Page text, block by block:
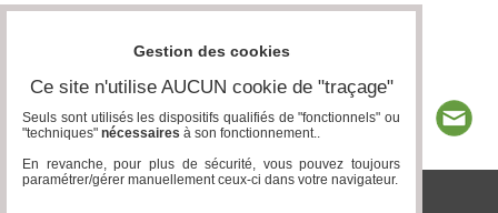
Gestion des cookies
Ce site n'utilise AUCUN cookie de "traçage"
Seuls sont utilisés les dispositifs qualifiés de "fonctionnels" ou
"techniques" nécessaires à son fonctionnement..
En revanche, pour plus de sécurité, vous pouvez toujours
paramétrer/gérer manuellement ceux-ci dans votre navigateur.